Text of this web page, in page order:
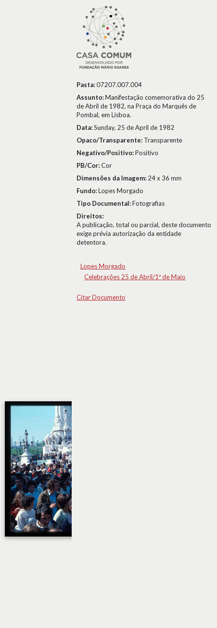
Pasta:07207.007.004
Assunto:Manifestação comemorativa do 25
de Abril de 1982, na Praça do Marquês de
Pombal, em Lisboa.
Data:Sunday, 25 de April de 1982
Opaco/Transparente: Transparente
Negativo/Positivo:Positivo
PB/Cor:Cor
Dimensões da Imagem: 24 x 36 mm
Fundo:Lopes Morgado
Tipo Documental:Fotografias
Direitos:
A publicação, total ou parcial, deste documento
exige prévia autorização da entidade
detentora.
Lopes Morgado
Celebrações 25 de Abril/1º de Maio
Citar Documento